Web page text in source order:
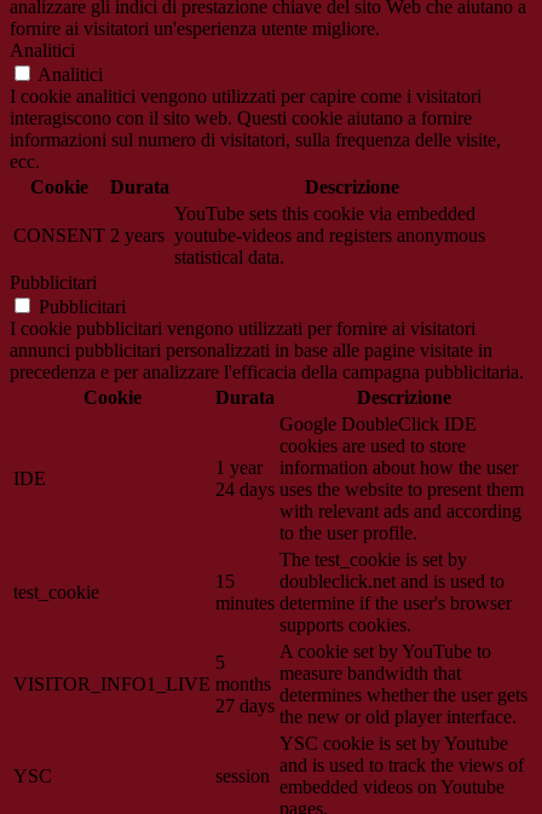
analizzare gli indici di prestazione chiave del sito Web che aiutano a
fornire ai visitatori un'esperienza utente migliore.
Analitici
Analitici
I cookie analitici vengono utilizzati per capire come i visitatori
interagiscono con il sito web. Questi cookie aiutano a fornire
informazioni sul numero di visitatori, sulla frequenza delle visite,
ecc.
Cookie
Durata Descrizione
CONSENT 2 years
YouTube sets this cookie via embedded
youtube-videos and registers anonymous
statistical data.
Pubblicitari
Pubblicitari
I cookie pubblicitari vengono utilizzati per fornire ai visitatori
annunci pubblicitari personalizzati in base alle pagine visitate in
precedenza e per analizzare l'efficacia della campagna pubblicitaria.
Cookie
Durata Descrizione
IDE
1 year
24 days
Google DoubleClick IDE
cookies are used to store
information about how the user
uses the website to present them
with relevant ads and according
to the user profile.
test_cookie
15
minutes
The test_cookie is set by
doubleclick.net and is used to
determine if the user's browser
supports cookies.
VISITOR_INFO1_LIVE
5
months
27 days
A cookie set by YouTube to
measure bandwidth that
determines whether the user gets
the new or old player interface.
YSC session
YSC cookie is set by Youtube
and is used to track the views of
embedded videos on Youtube
pages.